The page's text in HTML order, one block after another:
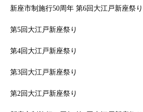
新座市制施行50周年 第6回大江戸新座祭り
第5回大江戸新座祭り
第4回大江戸新座祭り
第3回大江戸新座祭り
第2回大江戸新座祭り